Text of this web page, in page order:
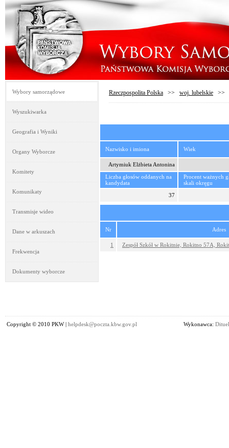
Wybory samorządowe
Wyszukiwarka
Geografia i Wyniki
Organy Wyborcze
Komitety
Komunikaty
Transmisje wideo
Dane w arkuszach
Frekwencja
Dokumenty wyborcze
Rzeczpospolita Polska >> woj. lubelskie >>
Nazwisko i imiona Wiek
Artymiuk Elżbieta Antonina
Liczba głosów oddanych na
kandydata
Procent ważnych
skali okręgu
37
Nr Adres
1 Zespół Szkół w Rokitnie, Rokitno 57A,
Copyright © 2010 PKW | helpdesk@poczta.kbw.gov.pl Wykonawca: